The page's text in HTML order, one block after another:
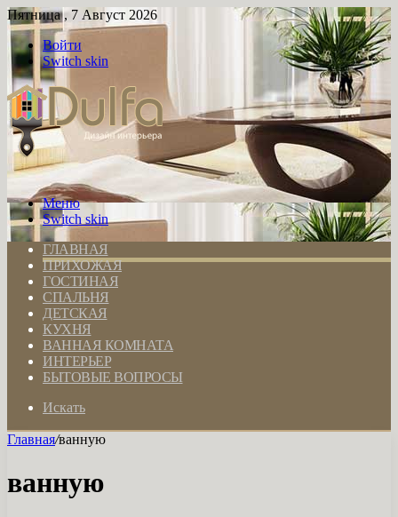
Пятница , 7 Август 2026
Войти
Switch skin
Меню
Switch skin
ГЛАВНАЯ
ПРИХОЖАЯ
ГОСТИНАЯ
СПАЛЬНЯ
ДЕТСКАЯ
КУХНЯ
ВАННАЯ КОМНАТА
ИНТЕРЬЕР
БЫТОВЫЕ ВОПРОСЫ
Искать
Главная/ванную
ванную